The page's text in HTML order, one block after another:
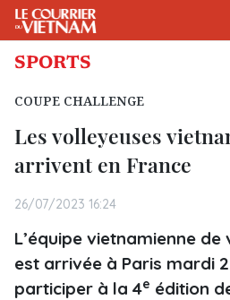
SPORTS
COUPE CHALLENGE
Les volleyeuses
arrivent en France
26/07/2023 16:24
L’équipe vietnamienne
est arrivée à Paris mardi
participer à la 4e édition